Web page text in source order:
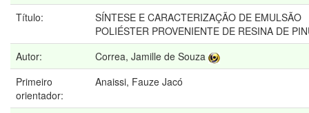
Título:
SÍNTESE E CARACTERIZAÇÃO DE EMULSÃO
POLIÉSTER PROVENIENTE DE RESINA DE
Autor:
Correa, Jamille de Souza
Primeiro
orientador:
Anaissi, Fauze Jacó